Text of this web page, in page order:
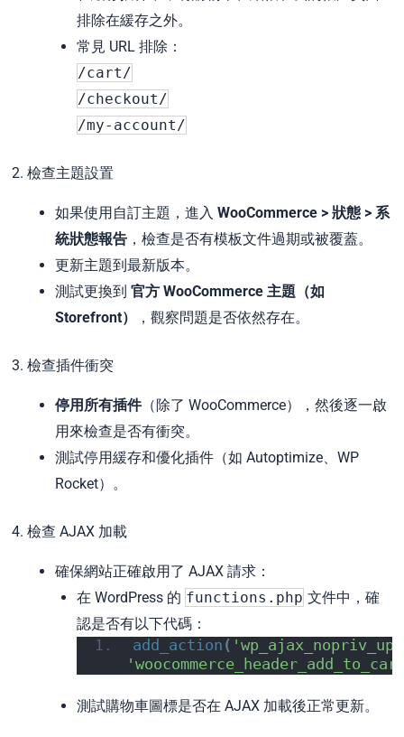
排除在緩存之外。
常見 URL 排除：
/cart/
/checkout/
/my-account/
2. 檢查主題設置
如果使用自訂主題，進入WooCommerce > 狀態 > 系
統狀態報告 ，檢查是否有模板文件過期或被覆蓋。
更新主題到最新版本。
測試更換到官方 WooCommerce 主題（如
Storefront）
，觀察問題是否依然存在。
3. 檢查插件衝突
停用所有插件（除了 WooCommerce），然後逐一啟
用來檢查是否有衝突。
測試停用緩存和優化插件（如 Autoptimize、WP
Rocket）。
4. 檢查 AJAX 加載
確保網站正確啟用了 AJAX 請求：
在 WordPress 的 functions.php 文件中，確
認是否有以下代碼：
add_action (
測試購物車圖標是否在 AJAX 加載後正常更新。